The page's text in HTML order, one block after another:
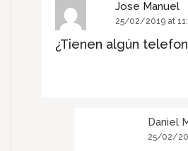
Jose Manuel
25/02/2019 at
¿Tienen algún
Daniel
25/02/